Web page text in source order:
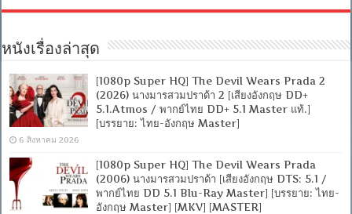
หนังเรื่องล่าสุด
[1080p Super HQ] The Devil Wears Prada 2
(2026) นางมารสวมปราด้า 2 [เสียงอังกฤษ DD+
5.1.Atmos / พากย์ไทย DD+ 5.1 Master แท้.]
[บรรยาย: ไทย-อังกฤษ Master]
6 สิงหาคม 2026
[1080p Super HQ] The Devil Wears Prada
(2006) นางมารสวมปราด้า [เสียงอังกฤษ DTS: 5.1 /
พากย์ไทย DD 5.1 Blu-Ray Master] [บรรยาย: ไทย-
อังกฤษ Master] [MKV] [MASTER]